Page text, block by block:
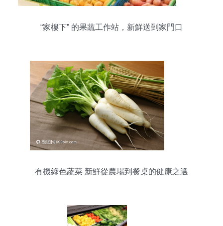
“家樓下” 的果蔬工作站，新鮮送到家門口
有機綠色蔬菜 新鮮從農場到餐桌的健康之選